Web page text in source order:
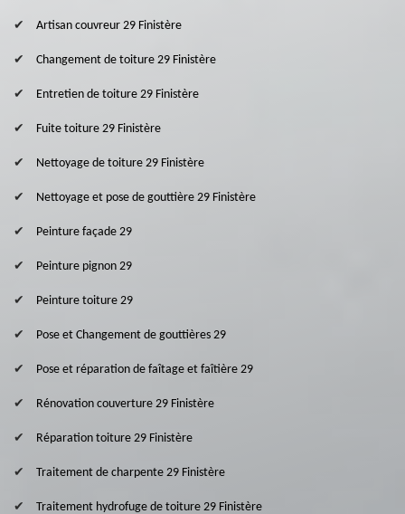
Artisan couvreur 29 Finistère
Changement de toiture 29 Finistère
Entretien de toiture 29 Finistère
Fuite toiture 29 Finistère
Nettoyage de toiture 29 Finistère
Nettoyage et pose de gouttière 29 Finistère
Peinture façade 29
Peinture pignon 29
Peinture toiture 29
Pose et Changement de gouttières 29
Pose et réparation de faîtage et faîtière 29
Rénovation couverture 29 Finistère
Réparation toiture 29 Finistère
Traitement de charpente 29 Finistère
Traitement hydrofuge de toiture 29 Finistère